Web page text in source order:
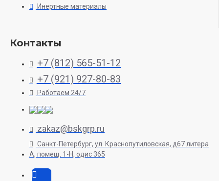
Инертные материалы
Контакты
+7 (812) 565-51-12
+7 (921) 927-80-83
Работаем 24/7
zakaz@bskgrp.ru
Санкт-Петербург, ул. Краснопутиловская, д67 литера
А, помещ. 1-H, одис 365